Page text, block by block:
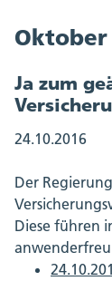
Oktober
Ja zum
24.10.2016
Der
Diese führen